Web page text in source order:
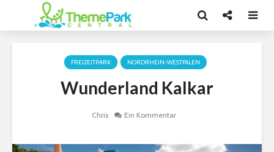
FREIZEITPARK NORDRHEIN-WESTFALEN
Wunderland Kalkar
Chris Ein Kommentar